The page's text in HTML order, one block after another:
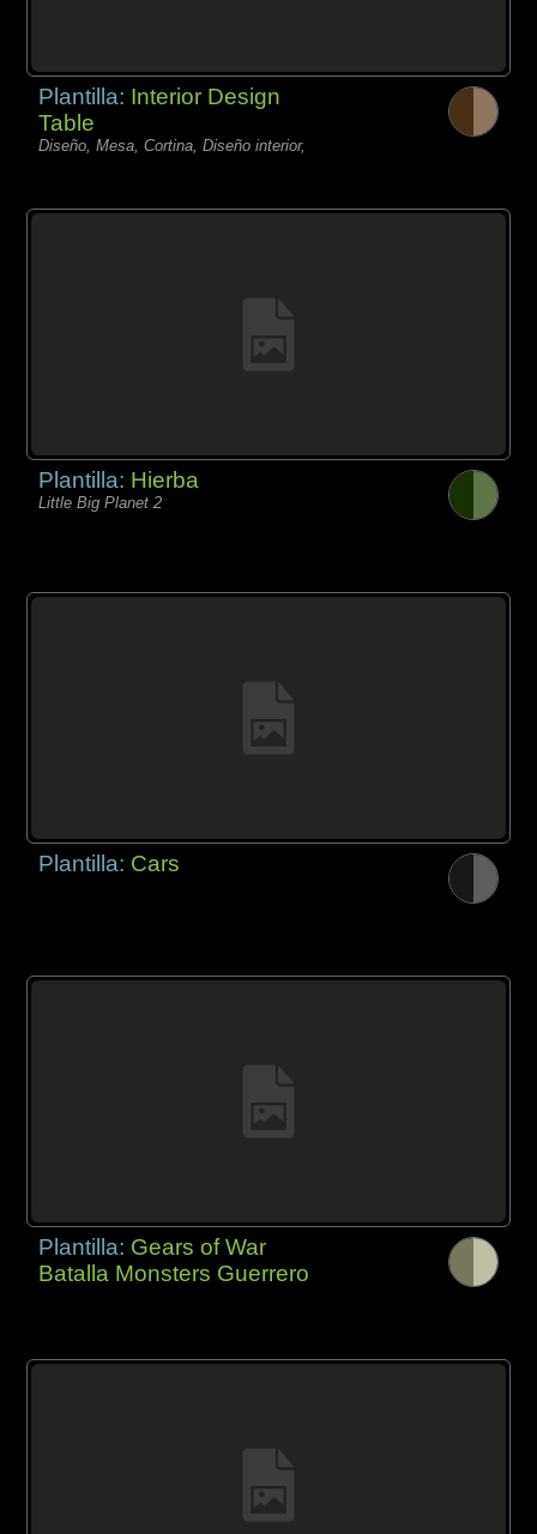
Plantilla: Interior Design
Table
Diseño, Mesa, Cortina, Diseño interior,
Plantilla: Hierba
Little Big Planet 2
Plantilla: Cars
Plantilla: Gears of War
Batalla Monsters Guerrero